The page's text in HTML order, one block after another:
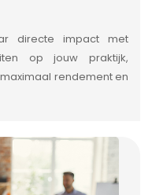
directe impact met
op jouw praktijk,
rendement en